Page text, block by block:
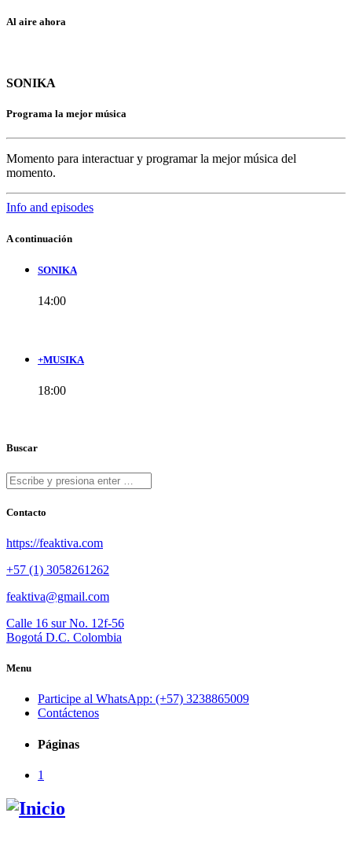
Al aire ahora
SONIKA
Programa la mejor música
Momento para interactuar y programar la mejor música del
momento.
Info and episodes
A continuación
SONIKA
14:00
+MUSIKA
18:00
Buscar
Contacto
https://feaktiva.com
+57 (1) 3058261262
feaktiva@gmail.com
Calle 16 sur No. 12f-56
Bogotá D.C. Colombia
Menu
Participe al WhatsApp: (+57) 3238865009
Contáctenos
Páginas
1